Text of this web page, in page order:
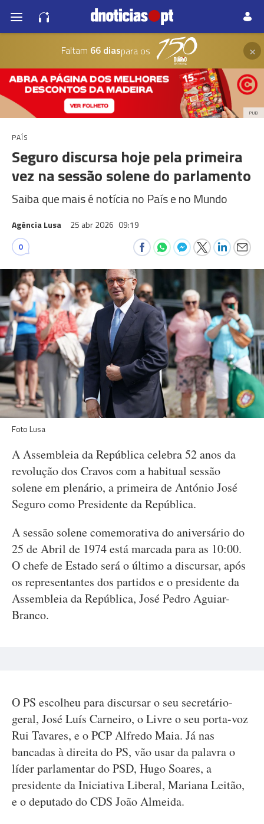
Faltam 66 diaspara os ×
PUB
PAÍS
Seguro discursa hoje pela primeira
vez na sessão solene do parlamento
Saiba que mais é notícia no País e no Mundo
Agência Lusa 25 abr 2026 09:19
0
Foto Lusa
A Assembleia da República celebra 52 anos da
revolução dos Cravos com a habitual sessão
solene em plenário, a primeira de António José
Seguro como Presidente da República.
A sessão solene comemorativa do aniversário do
25 de Abril de 1974 está marcada para as 10:00.
O chefe de Estado será o último a discursar, após
os representantes dos partidos e o presidente da
Assembleia da República, José Pedro Aguiar-
Branco.
O PS escolheu para discursar o seu secretário-
geral, José Luís Carneiro, o Livre o seu porta-voz
Rui Tavares, e o PCP Alfredo Maia. Já nas
bancadas à direita do PS, vão usar da palavra o
líder parlamentar do PSD, Hugo Soares, a
presidente da Iniciativa Liberal, Mariana Leitão,
e o deputado do CDS João Almeida.